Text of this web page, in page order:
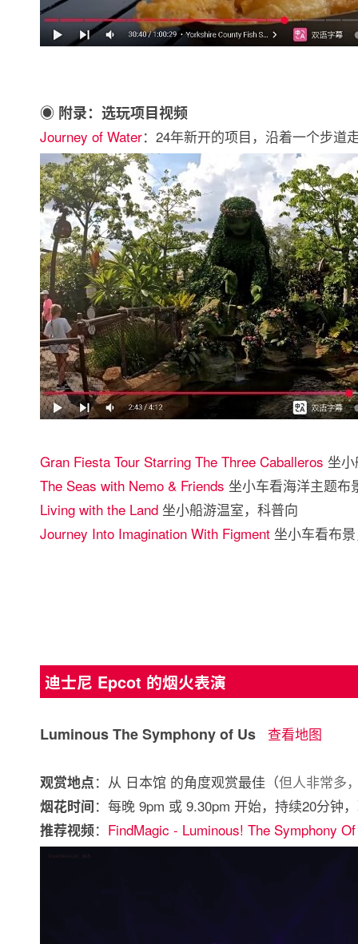
◉ 附录：选玩项目视频
Journey of Water：24年新开的项目，沿着一个步道
Gran Fiesta Tour Starring The Three Caballeros 坐
The Seas with Nemo & Friends 坐小车看海洋主题布
Living with the Land 坐小船游温室，科普向
Journey Into Imagination With Figment 坐小车看布
迪士尼 Epcot 的烟火表演
Luminous The Symphony of Us 查看地图
观赏地点：从 日本馆 的角度观赏最佳（但人非常多
烟花时间：每晚 9pm 或 9.30pm 开始，持续20分钟
推荐视频： FindMagic - Luminous! The Symphony